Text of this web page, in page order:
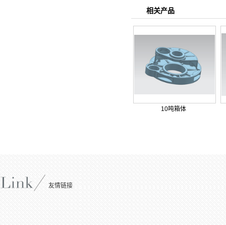
相关产品
10吨箱体
友情链接